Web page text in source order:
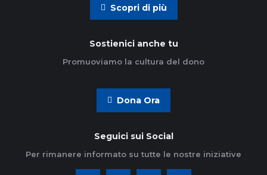
Scopri di più
Sostienici anche tu
Promuoviamo la cultura del dono
Dona Ora
Seguici sui Social
Per rimanere informato su tutte le nostre iniziative